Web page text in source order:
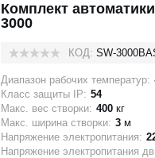
Комплект
3000
КОД: SW-
Диапазон рабочих температур:
Класс защиты IP: 54
Макс. вес створки: 400 кг
Макс. ширина створки: 3 м
Напряжение электропитания:
Напряжение электропитания